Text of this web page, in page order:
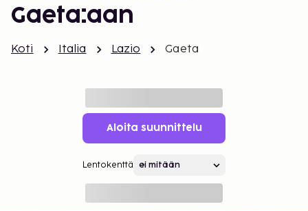
Gaeta:aan
Koti Italia Lazio Gaeta
Aloita suunnittelu
Lentokenttä